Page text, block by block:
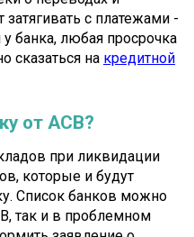
с платежами -
банка, любая просрочка
сказаться на кредитной
от АСВ?
при ликвидации
которые и будут
Список банков можно
так и в проблемном